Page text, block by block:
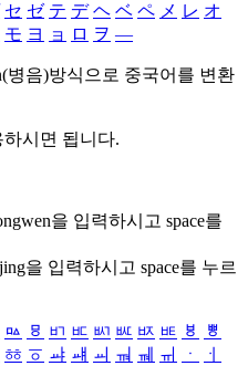
セ ゼ テ デ ヘ ベ ペ メ レ オ
モ ヨ ョ ロ ヲ ―
병음)방식으로 중국어를 변환
시면 됩니다.
을 입력하시고 space를
을 입력하시고 space를 누르
ㅰ ㅱ ㅲ ㅳ ㅴ ㅵ ㅶ ㅷ ㅸ
ㅹ
ㆅ ㆆ ㆇ ㆈ ㆉ ㆊ ㆋ ㆌ ㆍ
ㆎ